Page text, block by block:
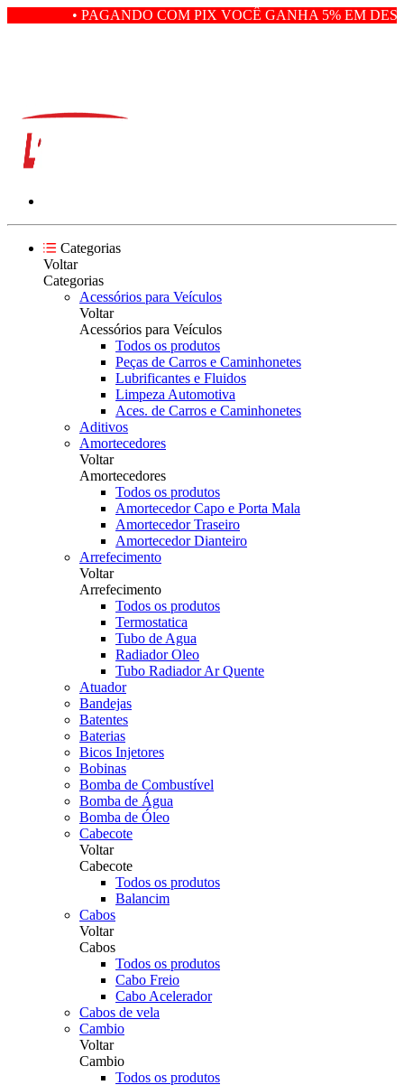
• PAGANDO COM PIX VOCÊ GANHA 5% EM
Categorias
Voltar
Categorias
Acessórios para Veículos
Voltar
Acessórios para Veículos
Todos os produtos
Peças de Carros e Caminhonetes
Lubrificantes e Fluidos
Limpeza Automotiva
Aces. de Carros e Caminhonetes
Aditivos
Amortecedores
Voltar
Amortecedores
Todos os produtos
Amortecedor Capo e Porta Mala
Amortecedor Traseiro
Amortecedor Dianteiro
Arrefecimento
Voltar
Arrefecimento
Todos os produtos
Termostatica
Tubo de Agua
Radiador Oleo
Tubo Radiador Ar Quente
Atuador
Bandejas
Batentes
Baterias
Bicos Injetores
Bobinas
Bomba de Combustível
Bomba de Água
Bomba de Óleo
Cabecote
Voltar
Cabecote
Todos os produtos
Balancim
Cabos
Voltar
Cabos
Todos os produtos
Cabo Freio
Cabo Acelerador
Cabos de vela
Cambio
Voltar
Cambio
Todos os produtos